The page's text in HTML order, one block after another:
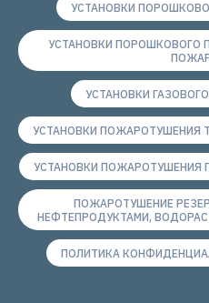
УСТАНОВКИ
УСТАНОВКИ ПОРОШКОВОГО
УСТАНОВКИ
УСТАНОВКИ ПОЖАРОТУШЕНИЯ
УСТАНОВКИ ПОЖАРОТУШЕНИЯ
ПОЖАРОТУШЕНИЕ
НЕФТЕПРОДУКТАМИ,
ПОЛИТИКА